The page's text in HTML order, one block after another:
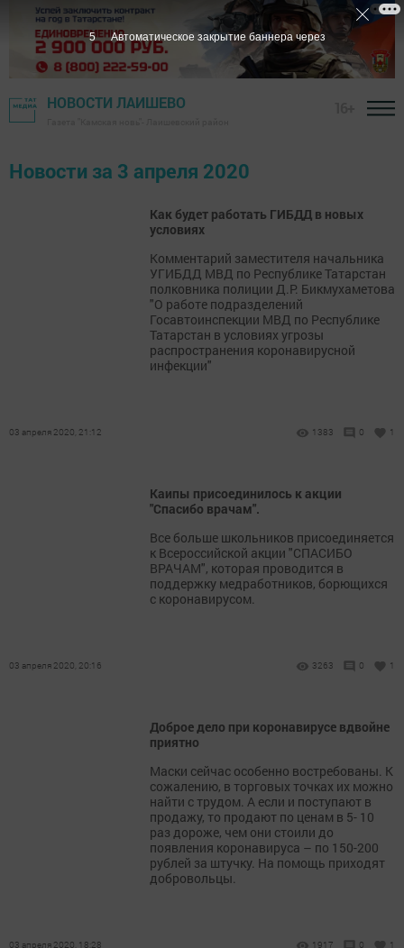
НОВОСТИ ЛАИШЕВО
Новости за 3 апреля 2020
Как будет работать ГИБДД в новых
условиях
Комментарий заместителя начальника
УГИБДД МВД по Республике Татарстан
полковника полиции Д.Р. Бикмухаметова
"О работе подразделений
Госавтоинспекции МВД по Республике
Татарстан в условиях угрозы
распространения коронавирусной
инфекции"
03 апреля 2020, 21:12 1383 0 1
Каипы присоединилось к акции
"Спасибо врачам".
Все больше школьников присоединяется
к Всероссийской акции "СПАСИБО
ВРАЧАМ", которая проводится в
поддержку медработников, борющихся
с коронавирусом.
03 апреля 2020, 20:16 3263 0 1
Доброе дело при коронавирусе вдвойне
приятно
Маски сейчас особенно востребованы. К
сожалению, в торговых точках их можно
найти с трудом. А если и поступают в
продажу, то продают по ценам в 5- 10
раз дороже, чем они стоили до
появления коронавируса – по 150-200
рублей за штучку. На помощь приходят
добровольцы.
03 апреля 2020, 18:28 1917 0 1
5 Автоматическое закрытие баннера через